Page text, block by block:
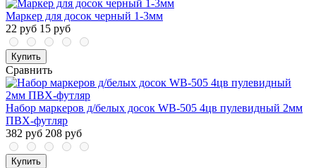
Маркер для досок черный 1-3мм
22 руб 15 руб
Купить
Сравнить
Набор маркеров д/белых досок WB-505 4цв пулевидный 2мм
ПВХ-футляр
382 руб 208 руб
Купить